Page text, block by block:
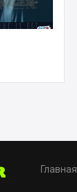
Главная